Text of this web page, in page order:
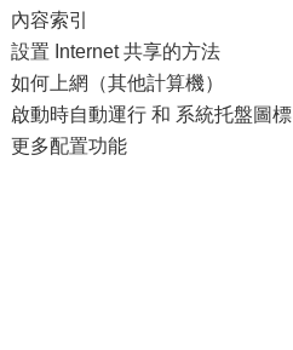
內容索引
設置 Internet 共享的方法
如何上網（其他計算機）
啟動時自動運行 和 系統托盤圖標
更多配置功能